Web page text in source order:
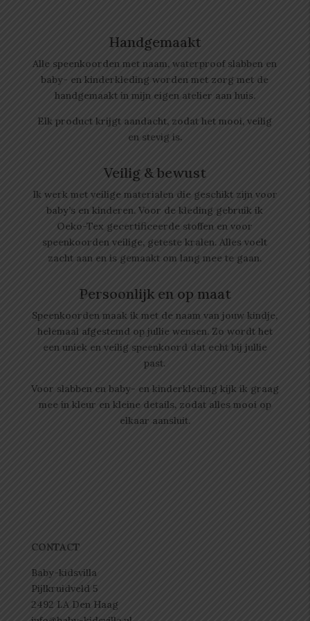
Handgemaakt
Alle speenkoorden met naam, waterproof slabben en
baby- en kinderkleding worden met zorg met de
handgemaakt in mijn eigen atelier aan huis.
Elk product krijgt aandacht, zodat het mooi, veilig
en stevig is.
Veilig & bewust
Ik werk met veilige materialen die geschikt zijn voor
baby’s en kinderen. Voor de kleding gebruik ik
Oeko-Tex gecertificeerde stoffen en voor
speenkoorden veilige, geteste kralen. Alles voelt
zacht aan en is gemaakt om lang mee te gaan.
Persoonlijk en op maat
Speenkoorden maak ik met de naam van jouw kindje,
helemaal afgestemd op jullie wensen. Zo wordt het
een uniek en veilig speenkoord dat echt bij jullie
past.
Voor slabben en baby- en kinderkleding kijk ik graag
mee in kleur en kleine details, zodat alles mooi op
elkaar aansluit.
CONTACT
Baby-kidsvilla
Pijlkruidveld 5
2492 LA Den Haag